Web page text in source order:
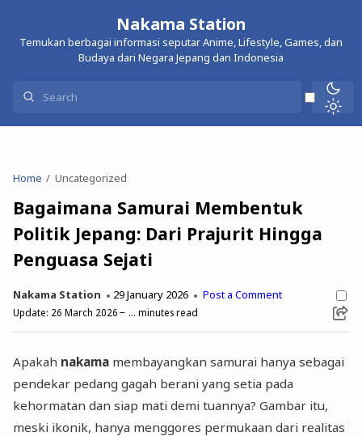
Nakama Station
Temukan berbagai informasi seputar Anime, Lifestyle, Games, dan
Budaya dari Negara Jepang dan Indonesia
Home Uncategorized
Bagaimana Samurai Membentuk
Politik Jepang: Dari Prajurit Hingga
Penguasa Sejati
Nakama Station 29 January 2026 Post a Comment
Update: 26 March 2026 ... minutes read
Apakah nakama membayangkan samurai hanya sebagai
pendekar pedang gagah berani yang setia pada
kehormatan dan siap mati demi tuannya? Gambar itu,
meski ikonik, hanya menggores permukaan dari realitas